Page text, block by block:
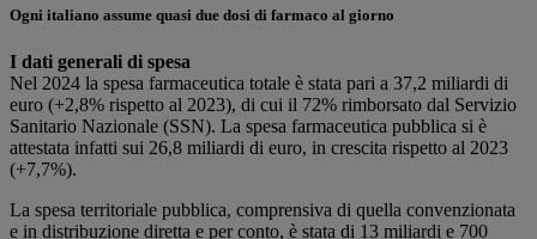
Ogni italiano assume quasi due dosi di farmaco al giorno
I dati generali di spesa
Nel 2024 la spesa farmaceutica totale è stata pari a 37,2 miliardi di
euro (+2,8% rispetto al 2023), di cui il 72% rimborsato dal Servizio
Sanitario Nazionale (SSN). La spesa farmaceutica pubblica si è
attestata infatti sui 26,8 miliardi di euro, in crescita rispetto al 2023
(+7,7%).
La spesa territoriale pubblica, comprensiva di quella convenzionata
e in distribuzione diretta e per conto, è stata di 13 miliardi e 700